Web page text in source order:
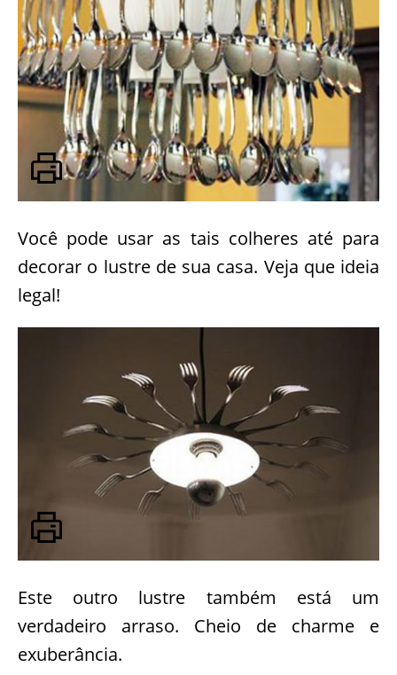
Você pode usar as tais colheres até para
decorar o lustre de sua casa. Veja que ideia
legal!
Este outro lustre também está um
verdadeiro arraso. Cheio de charme e
exuberância.